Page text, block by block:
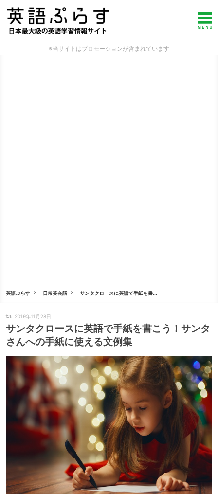
※当サイトはプロモーションが含まれています
英語ぷらす 日常英会話 サンタクロースに英語で手紙を書...
2019年11月28日
サンタクロースに英語で手紙を書こう！サンタ
さんへの手紙に使える文例集